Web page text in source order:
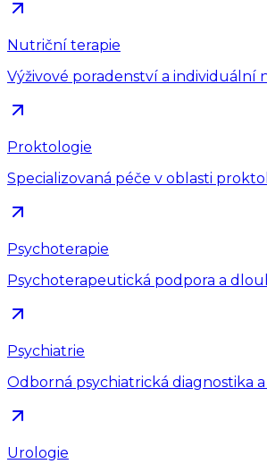
Nutriční terapie
Výživové poradenství a individuální
Proktologie
Specializovaná péče v oblasti
Psychoterapie
Psychoterapeutická podpora a
Psychiatrie
Odborná psychiatrická diagnostika a
Urologie